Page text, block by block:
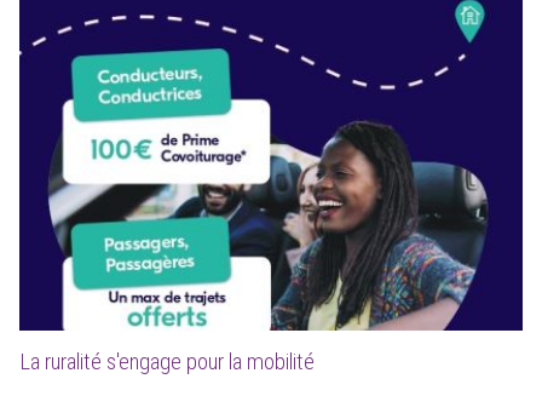
La ruralité s'engage pour la mobilité